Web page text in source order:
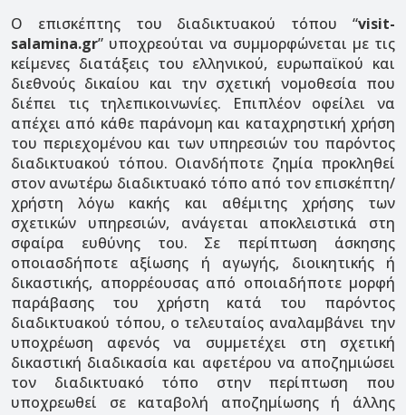
Ο επισκέπτης του διαδικτυακού τόπου “visit-
salamina.gr” υποχρεούται να συμμορφώνεται με τις
κείμενες διατάξεις του ελληνικού, ευρωπαϊκού και
διεθνούς δικαίου και την σχετική νομοθεσία που
διέπει τις τηλεπικοινωνίες. Επιπλέον οφείλει να
απέχει από κάθε παράνομη και καταχρηστική χρήση
του περιεχομένου και των υπηρεσιών του παρόντος
διαδικτυακού τόπου. Οιανδήποτε ζημία προκληθεί
στον ανωτέρω διαδικτυακό τόπο από τον επισκέπτη/
χρήστη λόγω κακής και αθέμιτης χρήσης των
σχετικών υπηρεσιών, ανάγεται αποκλειστικά στη
σφαίρα ευθύνης του. Σε περίπτωση άσκησης
οποιασδήποτε αξίωσης ή αγωγής, διοικητικής ή
δικαστικής, απορρέουσας από οποιαδήποτε μορφή
παράβασης του χρήστη κατά του παρόντος
διαδικτυακού τόπου, ο τελευταίος αναλαμβάνει την
υποχρέωση αφενός να συμμετέχει στη σχετική
δικαστική διαδικασία και αφετέρου να αποζημιώσει
τον διαδικτυακό τόπο στην περίπτωση που
υποχρεωθεί σε καταβολή αποζημίωσης ή άλλης